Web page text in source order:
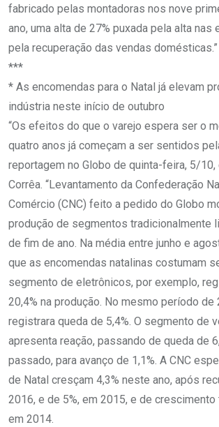
fabricado pelas montadoras nos nove
ano, uma alta de 27% puxada pela alta nas
pela recuperação das vendas domésticas.”
***
* As encomendas para o Natal já elevam
indústria neste início de outubro
“Os efeitos do que o varejo espera ser o
quatro anos já começam a ser sentidos
reportagem no Globo de quinta-feira, 5/
Corrêa. “Levantamento da Confederação
Comércio (CNC) feito a pedido do Globo
produção de segmentos tradicionalmente
de fim de ano. Na média entre junho e
que as encomendas natalinas costumam
segmento de eletrônicos, por exemplo,
20,4% na produção. No mesmo período de
registrara queda de 5,4%. O segmento de
apresenta reação, passando de queda de
passado, para avanço de 1,1%. A CNC
de Natal cresçam 4,3% neste ano, após
2016, e de 5%, em 2015, e de crescimento
em 2014.